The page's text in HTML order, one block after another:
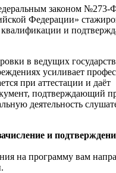
законом
Федерации»
и
в ведущих
усиливает
при аттестации и даёт
подтверждающий
деятельность
и
на программу вам